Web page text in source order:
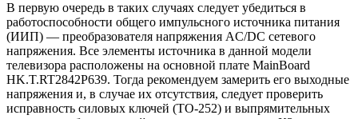
В первую очередь в таких случаях следует убедиться в
работоспособности общего импульсного источника питания
(ИИП) — преобразователя напряжения AC/DC сетевого
напряжения. Все элементы источника в данной модели
телевизора расположены на основной плате MainBoard
HK.T.RT2842P639. Тогда рекомендуем замерить его выходные
напряжения и, в случае их отсутствия, следует проверить
исправность силовых ключей (TO-252) и выпрямительных